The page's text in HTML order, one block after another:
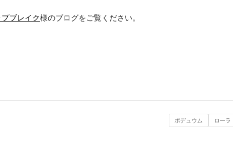
ブレイク様のブログをご覧ください。
ポデュウム ローラ